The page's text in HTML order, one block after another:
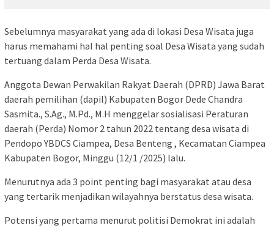
Sebelumnya masyarakat yang ada di lokasi Desa Wisata juga
harus memahami hal hal penting soal Desa Wisata yang sudah
tertuang dalam Perda Desa Wisata.
Anggota Dewan Perwakilan Rakyat Daerah (DPRD) Jawa Barat
daerah pemilihan (dapil) Kabupaten Bogor Dede Chandra
Sasmita., S.Ag., M.Pd., M.H menggelar sosialisasi Peraturan
daerah (Perda) Nomor 2 tahun 2022 tentang desa wisata di
Pendopo YBDCS Ciampea, Desa Benteng , Kecamatan Ciampea
Kabupaten Bogor, Minggu (12/1 /2025) lalu.
Menurutnya ada 3 point penting bagi masyarakat atau desa
yang tertarik menjadikan wilayahnya berstatus desa wisata.
Potensi yang pertama menurut politisi Demokrat ini adalah